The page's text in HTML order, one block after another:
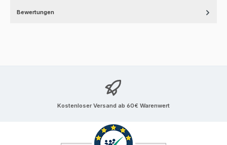
Bewertungen
Kostenloser Versand ab 60€ Warenwert